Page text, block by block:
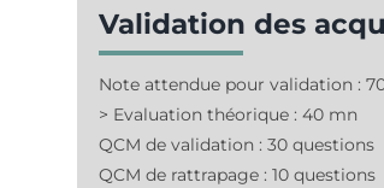
Validation des
Note attendue pour validation :
> Evaluation théorique : 40 mn
QCM de validation : 30 questions
QCM de rattrapage : 10 questions